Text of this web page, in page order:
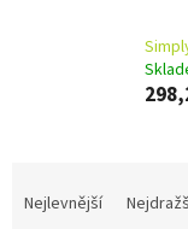
Nejlevnější